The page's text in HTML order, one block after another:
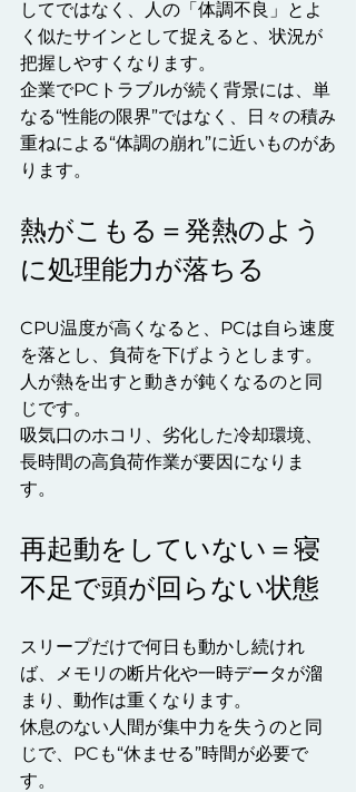
してではなく、人の「体調不良」とよ
く似たサインとして捉えると、状況が
把握しやすくなります。
企業でPCトラブルが続く背景には、単
なる“性能の限界”ではなく、日々の積み
重ねによる“体調の崩れ”に近いものがあ
ります。
熱がこもる＝発熱のよう
に処理能力が落ちる
CPU温度が高くなると、PCは自ら速度
を落とし、負荷を下げようとします。
人が熱を出すと動きが鈍くなるのと同
じです。
吸気口のホコリ、劣化した冷却環境、
長時間の高負荷作業が要因になりま
す。
再起動をしていない＝寝
不足で頭が回らない状態
スリープだけで何日も動かし続けれ
ば、メモリの断片化や一時データが溜
まり、動作は重くなります。
休息のない人間が集中力を失うのと同
じで、PCも“休ませる”時間が必要で
す。